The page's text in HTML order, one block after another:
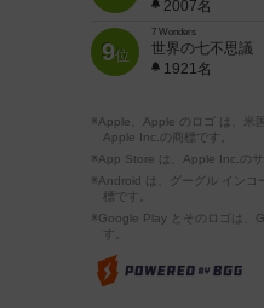
2007名
9位
7 Wonders
世界の七不思議
1921名
※Apple、Apple のロゴ は、米
Apple Inc.の商標です。
※App Store は、Apple Inc.のサ
※Android は、グーグル インコ
標です。
※Google Play とそのロゴは、
す。